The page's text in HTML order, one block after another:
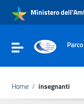
Vai al menu di
Vai al footer
Ministero
Attiva / disattiva la
Home / insegnanti